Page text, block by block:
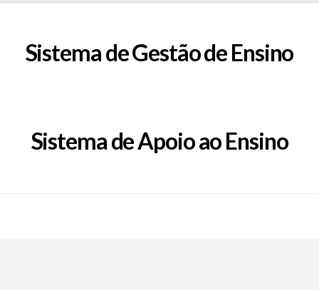
Sistema de Gestão de Ensino
Sistema de Apoio ao Ensino